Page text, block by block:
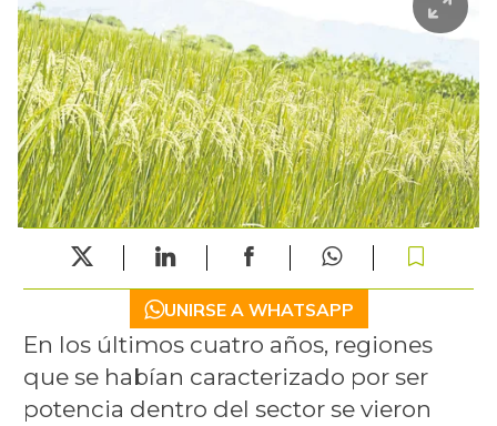
UNIRSE A WHATSAPP
En los últimos cuatro años, regiones
que se habían caracterizado por ser
potencia dentro del sector se vieron